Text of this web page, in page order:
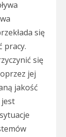
się
pracy.
się
jej
jakość
jest